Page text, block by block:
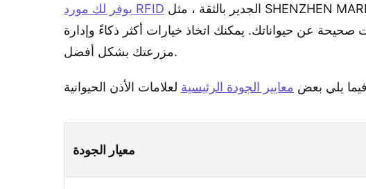
يوفر لك مورد RFID
عن حيواناتك. يمكنك اتخاذ خيارات أكثر ذكاءً وإدارة
مزرعتك بشكل أفضل.
فيما يلي بعض معايير الجودة الرئيسية
معيار الجودة